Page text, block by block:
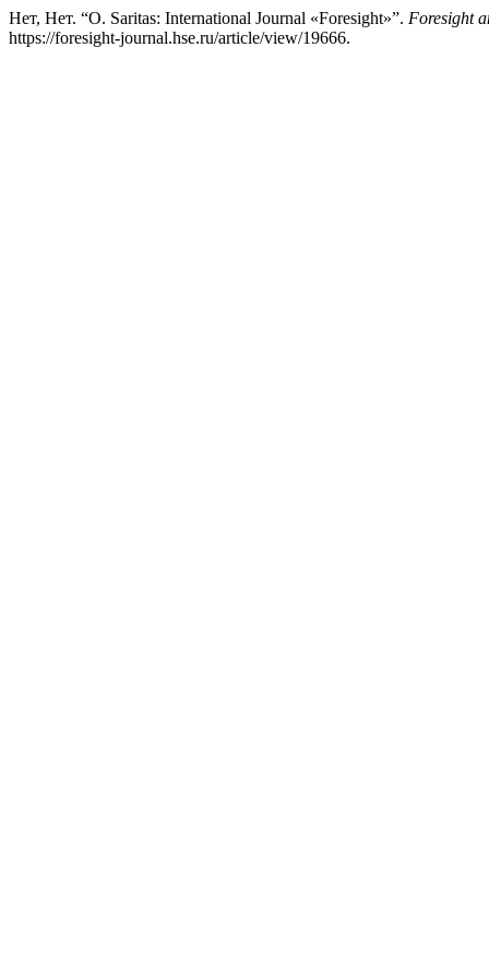
Нет, Нет. “O. Saritas: International Journal «Foresight»”. Foresight
https://foresight-journal.hse.ru/article/view/19666.